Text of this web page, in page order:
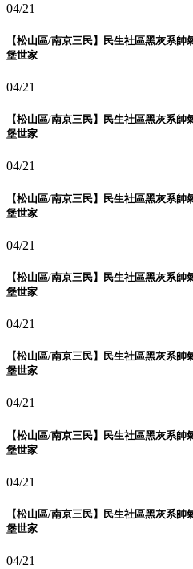
04/21
【松山區/南京三民】民生社區黑灰系
堡世家
04/21
【松山區/南京三民】民生社區黑灰系
堡世家
04/21
【松山區/南京三民】民生社區黑灰系
堡世家
04/21
【松山區/南京三民】民生社區黑灰系
堡世家
04/21
【松山區/南京三民】民生社區黑灰系
堡世家
04/21
【松山區/南京三民】民生社區黑灰系
堡世家
04/21
【松山區/南京三民】民生社區黑灰系
堡世家
04/21